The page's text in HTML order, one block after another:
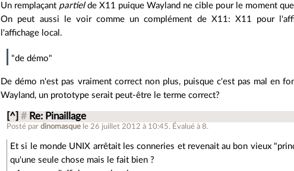
Un remplaçant partielde X11 puique Wayland ne cible pour le moment
On peut aussi le voir comme un complément de X11: X11 pour
l'affichage local.
"de démo"
De démo n'est pas vraiment correct non plus, puisque c'est pas mal en
Wayland, un prototype serait peut-être le terme correct?
[^] # Re: Pinaillage
Posté pardinomasque le 26 juillet 2012 à 10:45. Évalué à8.
Et si le monde UNIX arrêtait les conneries et revenait au bon vieux
qu'une seule chose mais le fait bien ?